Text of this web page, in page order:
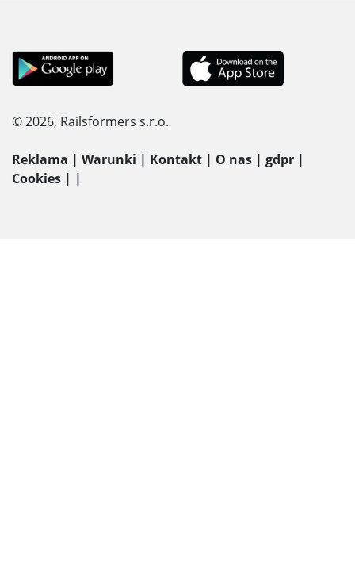
© 2026, Railsformers s.r.o.
Reklama | Warunki | Kontakt | O nas | gdpr |
Cookies | |